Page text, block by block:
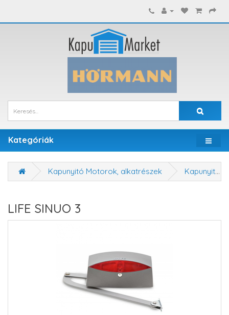
Kategóriák
Kapunyitó Motorok, alkatrészek Kapunyitó motorok
LIFE SINUO 3